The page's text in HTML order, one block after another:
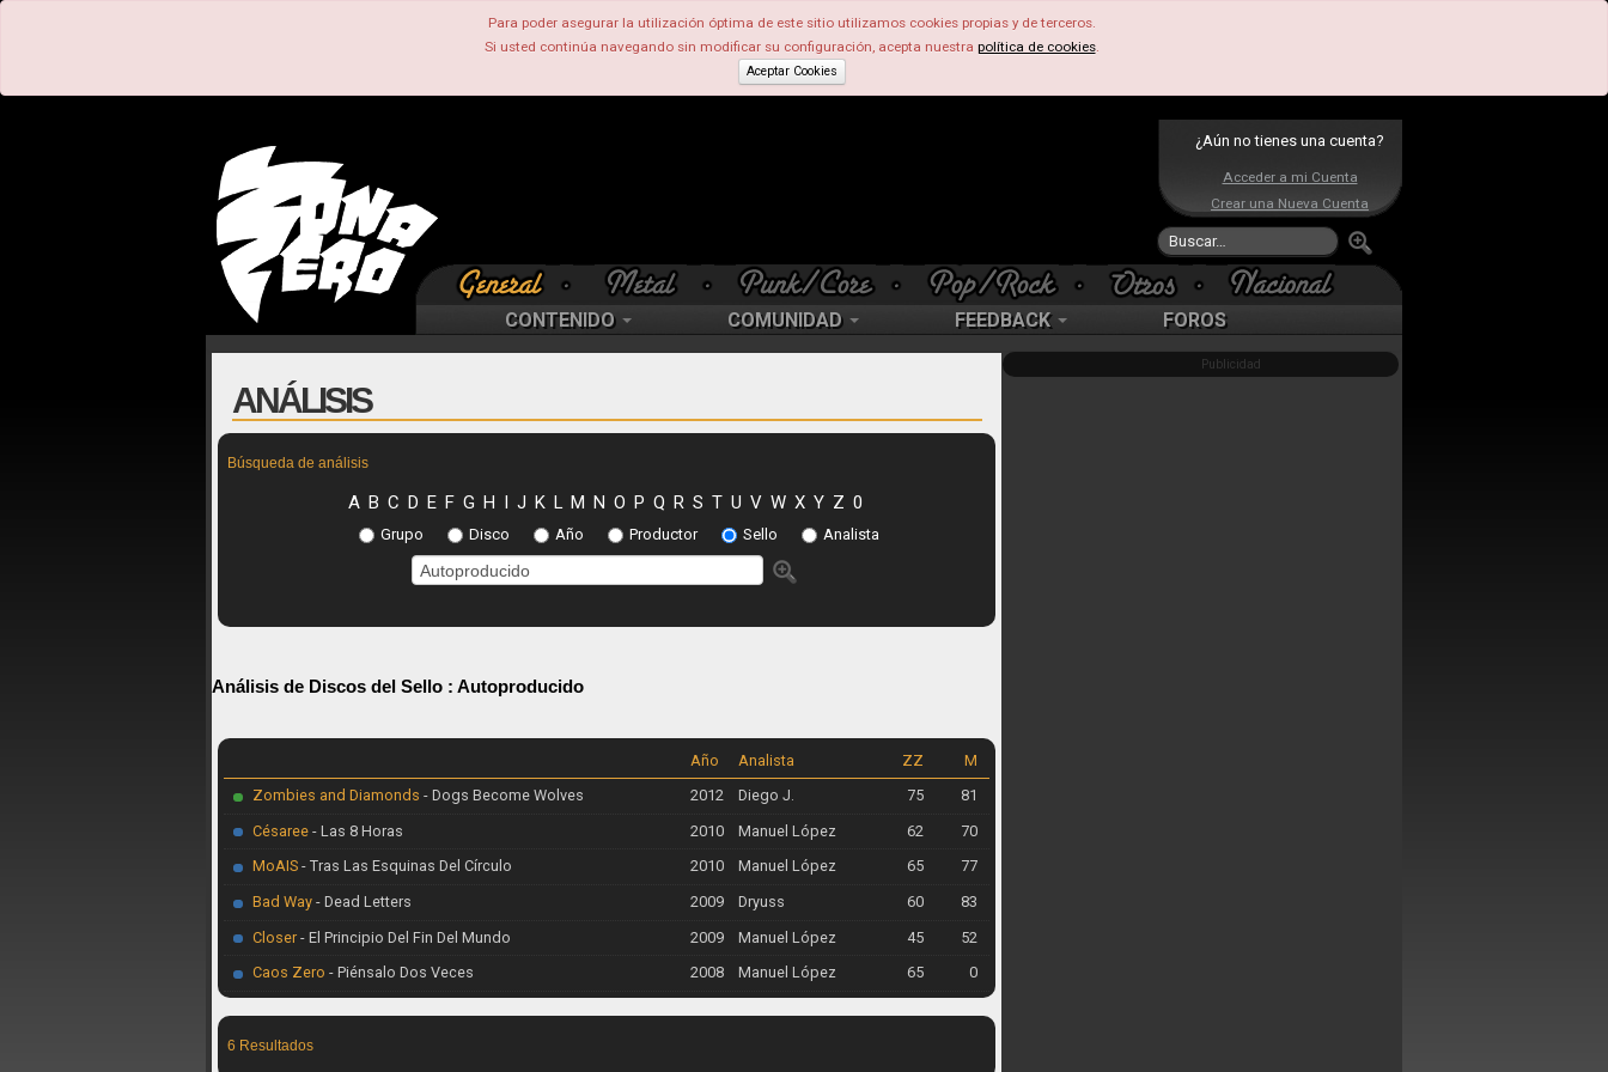
Para poder asegurar la utilización óptima de este sitio utilizamos cookies propias y de terceros.
Si usted continúa navegando sin modificar su configuración, acepta nuestra política de cookies.
Aceptar Cookies
¿Aún no tienes una cuenta?
Acceder a mi Cuenta
Crear una Nueva Cuenta
CONTENIDO COMUNIDAD FEEDBACK FOROS
ANÁLISIS
Búsqueda de análisis
A B C D E F G H I J K L M N O P Q R S T U V W X Y Z 0
Grupo Disco Año Productor Sello Analista
Análisis de Discos del Sello : Autoproducido
M
ZZ
Analista
Año
Zombies and Diamonds - Dogs Become Wolves 81
75
Diego J.
2012
Césaree- Las 8 Horas 70
62
Manuel López
2010
MoAIS- Tras Las Esquinas Del Círculo 77
65
Manuel López
2010
Bad Way- Dead Letters 83
60
Dryuss
2009
Closer- El Principio Del Fin Del Mundo 52
45
Manuel López
2009
Caos Zero - Piénsalo Dos Veces 0
65
Manuel López
2008
6 Resultados
Publicidad